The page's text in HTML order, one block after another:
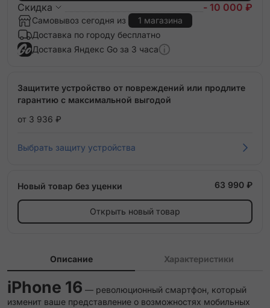
Скидка - 10 000 ₽
Самовывоз сегодня из
1 магазина
Доставка по городу бесплатно
Доставка Яндекс Go за 3 часа
Защитите устройство от повреждений или продлите
гарантию с максимальной выгодой
от 3 936 ₽
Выбрать защиту устройства
Новый товар без уценки 63 990 ₽
Открыть новый товар
Описание Характеристики
iPhone 16 — революционный смартфон, который
изменит ваше представление о возможностях мобильных